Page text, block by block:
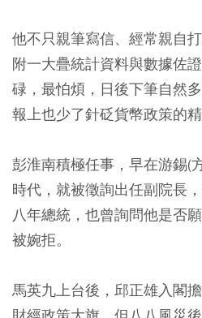
他不只親筆寫信、經常親自
附一大疊統計資料與數據佐
碌，最怕煩，日後下筆自然
報上也少了針砭貨幣政策的精
彭淮南積極任事，早在游錫(
時代，就被徵詢出任副院長
八年總統，也曾詢問他是否
被婉拒。
馬英九上台後，邱正雄入閣